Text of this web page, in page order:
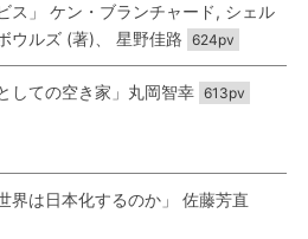
ス」 ケン・ブランチャード, シェル
ウルズ (著)、 星野佳路 624pv
しての空き家」丸岡智幸 613pv
界は日本化するのか」 佐藤芳直